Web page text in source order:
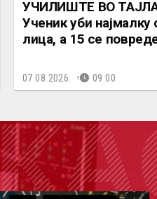
УЧИЛИШТЕ ВО
Ученик уби најмалку
лица, а 15 се
07.08.2026. 09:00